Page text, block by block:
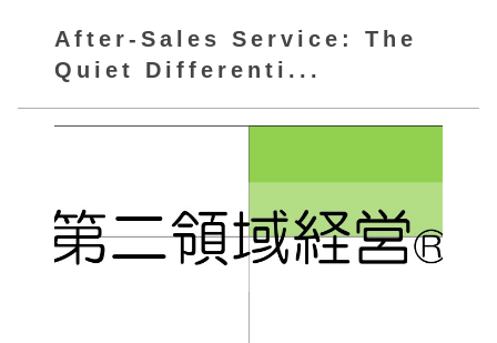
After-Sales Service: The
Quiet Differenti...